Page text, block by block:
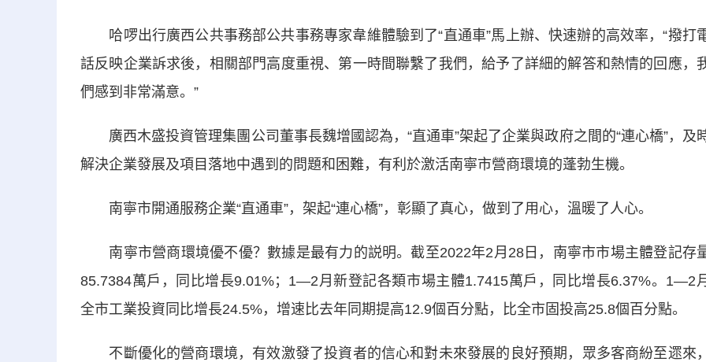
哈啰出行廣西公共事務部公共事務專家韋維體驗到了“直通車”馬上辦、快速辦的高效率，“撥打
話反映企業訴求後，相關部門高度重視、第一時間聯繫了我們，給予了詳細的解答和熱情的回應，
們感到非常滿意。”
廣西木盛投資管理集團公司董事長魏增國認為，“直通車”架起了企業與政府之間的“連心橋”，及
解決企業發展及項目落地中遇到的問題和困難，有利於激活南寧市營商環境的蓬勃生機。
南寧市開通服務企業“直通車”，架起“連心橋”，彰顯了真心，做到了用心，溫暖了人心。
南寧市營商環境優不優？數據是最有力的説明。截至2022年2月28日，南寧市市場主體登記存
85.7384萬戶，同比增長9.01%；1—2月新登記各類市場主體1.7415萬戶，同比增長6.37%。1—2
全市工業投資同比增長24.5%，增速比去年同期提高12.9個百分點，比全市固投高25.8個百分點。
不斷優化的營商環境，有效激發了投資者的信心和對未來發展的良好預期，眾多客商紛至遝來，